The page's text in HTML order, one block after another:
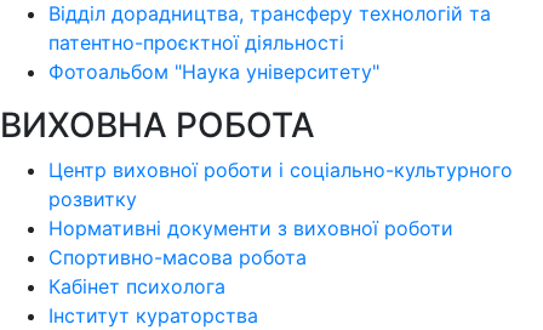
Відділ дорадництва, трансферу технологій та
патентно-проєктної діяльності
Фотоальбом "Наука університету"
ВИХОВНА РОБОТА
Центр виховної роботи і соціально-культурного
розвитку
Нормативні документи з виховної роботи
Спортивно-масова робота
Кабінет психолога
Інститут кураторства